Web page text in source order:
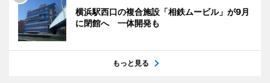
横浜駅西口の複合施設「相鉄ムービル」が9月
に閉館へ 一体開発も
もっと見る